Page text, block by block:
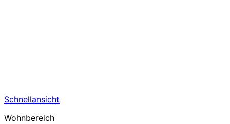
Schnellansicht
Wohnbereich